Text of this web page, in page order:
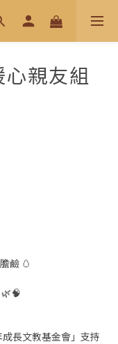
親友組
鹼 🥚
長文教基金會」支持